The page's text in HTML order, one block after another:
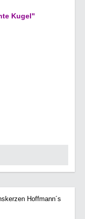
Kugel"